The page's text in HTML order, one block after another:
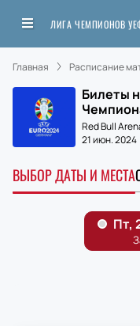
ЛИГА ЧЕМПИОНОВ
Главная Расписание
Билеты
Red Bull
21 июн. 2024
ВЫБОР ДАТЫ И МЕСТА